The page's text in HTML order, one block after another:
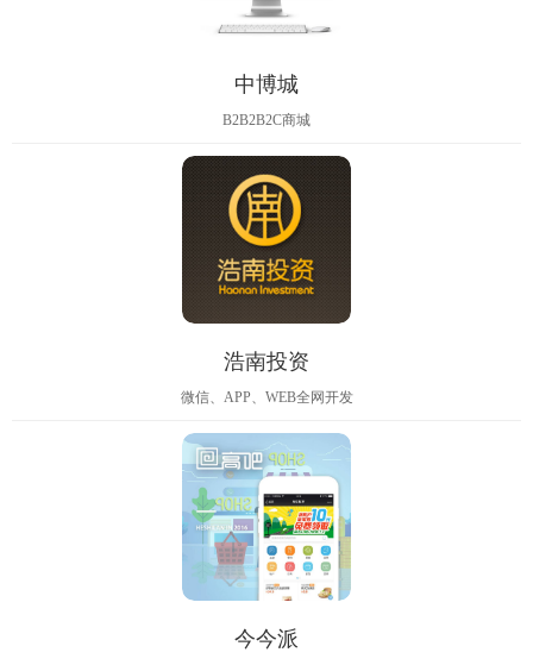
中博城
B2B2B2C商城
浩南投资
微信、APP、WEB全网开发
今今派